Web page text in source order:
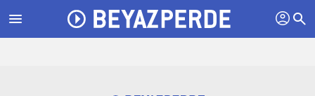
menu profil search